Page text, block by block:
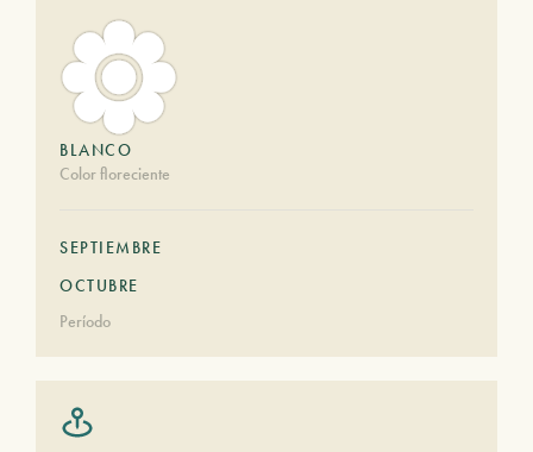
BLANCO
Color floreciente
SEPTIEMBRE
OCTUBRE
Período